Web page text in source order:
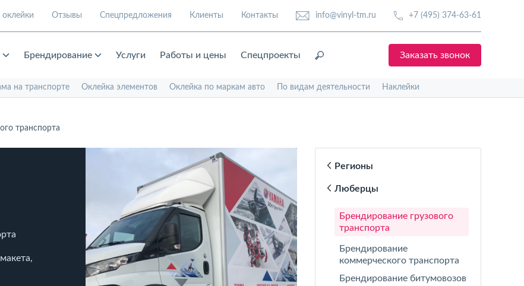
Отзывы Спецпредложения Клиенты Контакты info@vinyl-tm.ru +7 (495) 374-63-61
Брендирование Услуги Работы и цены Спецпроекты Заказать звонок
на транспорте Оклейка элементов Оклейка по маркам авто По видам деятельности Наклейки
транспорта
Регионы
Люберцы
Брендирование грузового
транспорта
Брендирование
коммерческого транспорта
Брендирование битумовозов